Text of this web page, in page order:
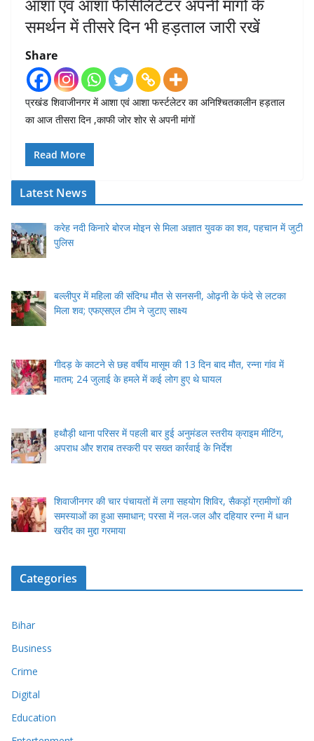
समर्थन में तीसरे दिन भी हड़ताल जारी रखें
Share
प्रखंड शिवाजीनगर में आशा एवं आशा फर्स्टलेटर का अनिश्चितकालीन हड़ताल
का आज तीसरा दिन ,काफी जोर शोर से अपनी मांगों
Read More
Latest News
करेह नदी किनारे बोरज मोइन से मिला अज्ञात युवक का शव, पहचान में जुटी
पुलिस
बल्लीपुर में महिला की संदिग्ध मौत से सनसनी, ओढ़नी के फंदे से लटका
मिला शव; एफएसएल टीम ने जुटाए साक्ष्य
गीदड़ के काटने से छह वर्षीय मासूम की 13 दिन बाद मौत, रन्ना गांव में
मातम; 24 जुलाई के हमले में कई लोग हुए थे घायल
हथौड़ी थाना परिसर में पहली बार हुई अनुमंडल स्तरीय क्राइम मीटिंग,
अपराध और शराब तस्करी पर सख्त कार्रवाई के निर्देश
शिवाजीनगर की चार पंचायतों में लगा सहयोग शिविर, सैकड़ों ग्रामीणों की
समस्याओं का हुआ समाधान; परसा में नल-जल और दहियार रन्ना में धान
खरीद का मुद्दा गरमाया
Categories
Bihar
Business
Crime
Digital
Education